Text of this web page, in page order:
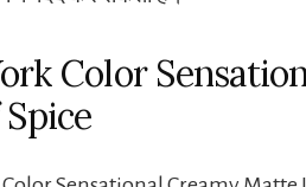
Color